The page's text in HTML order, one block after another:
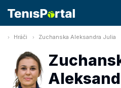
Hráči Zuchanska Aleksandra Julia